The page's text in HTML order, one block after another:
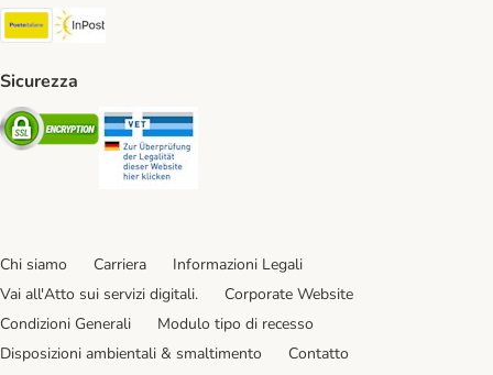
Poste Italiane. Shipping Method
Sicurezza
Security
Chi siamo Carriera
Informazioni Legali
Vai all'Atto sui servizi digitali.
Corporate Website
Condizioni Generali
Modulo tipo di recesso
Disposizioni ambientali & smaltimento
Contatto